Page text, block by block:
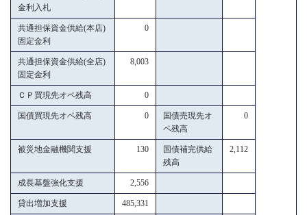
金利入札
共通担保資金供給(本店)
固定金利
0
共通担保資金供給(全店)
固定金利
8,003
ＣＰ買現先オペ残高 0
国債買現先オペ残高 0
国債売現先オ
ペ残高
0
被災地金融機関支援 130
国債補完供給
残高
2,112
成長基盤強化支援 2,556
貸出増加支援 485,331